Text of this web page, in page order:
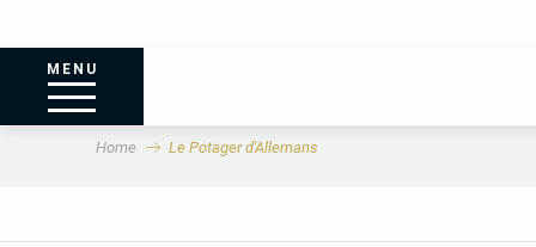
MENU
Home Le Potager d'Allemans